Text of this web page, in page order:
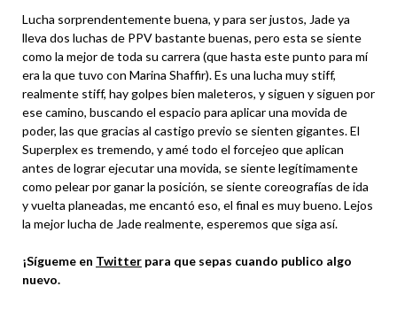
Lucha sorprendentemente buena, y para ser justos, Jade ya
lleva dos luchas de PPV bastante buenas, pero esta se siente
como la mejor de toda su carrera (que hasta este punto para mí
era la que tuvo con Marina Shaffir). Es una lucha muy stiff,
realmente stiff, hay golpes bien maleteros, y siguen y siguen por
ese camino, buscando el espacio para aplicar una movida de
poder, las que gracias al castigo previo se sienten gigantes. El
Superplex es tremendo, y amé todo el forcejeo que aplican
antes de lograr ejecutar una movida, se siente legítimamente
como pelear por ganar la posición, se siente coreografías de ida
y vuelta planeadas, me encantó eso, el final es muy bueno. Lejos
la mejor lucha de Jade realmente, esperemos que siga así.
¡Sígueme en Twitter para que sepas cuando publico algo
nuevo.